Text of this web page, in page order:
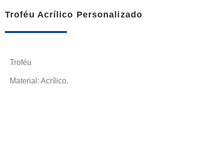
Troféu Acrílico Personalizado
Troféu
Material: Acrílico.